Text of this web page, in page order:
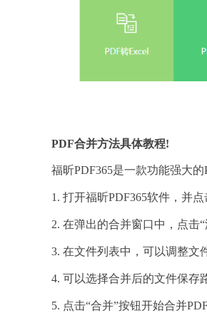
PDF合并方法具体教程!
福昕PDF365是一款功能强大
1. 打开福昕PDF365软件，并点
2. 在弹出的合并窗口中，点击
3. 在文件列表中，可以调整文
4. 可以选择合并后的文件保存
5. 点击“合并”按钮开始合并